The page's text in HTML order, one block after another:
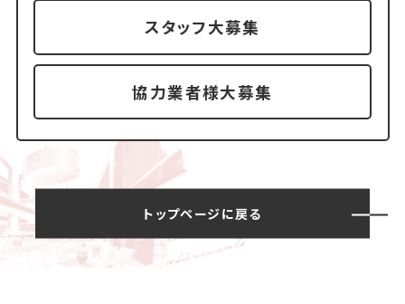
スタッフ大募集
協力業者様大募集
トップページに戻る